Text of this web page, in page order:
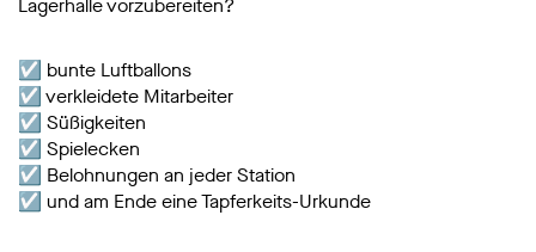
Lagerhalle vorzubereiten?
☑️ bunte Luftballons
☑️ verkleidete Mitarbeiter
☑️ Süßigkeiten
☑️ Spielecken
☑️ Belohnungen an jeder Station
☑️ und am Ende eine Tapferkeits-Urkunde